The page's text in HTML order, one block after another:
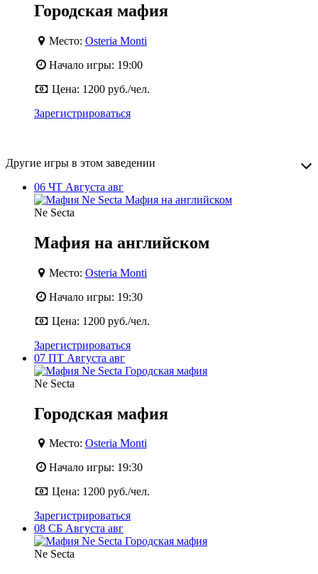
Городская мафия
Место: Osteria Monti
Начало игры: 19:00
Цена: 1200 руб./чел.
Зарегистрироваться
Другие игры в этом заведении
06 ЧТ Августа авг
Ne Secta
Мафия на английском
Место: Osteria Monti
Начало игры: 19:30
Цена: 1200 руб./чел.
Зарегистрироваться
07 ПТ Августа авг
Ne Secta
Городская мафия
Место: Osteria Monti
Начало игры: 19:30
Цена: 1200 руб./чел.
Зарегистрироваться
08 СБ Августа авг
Ne Secta